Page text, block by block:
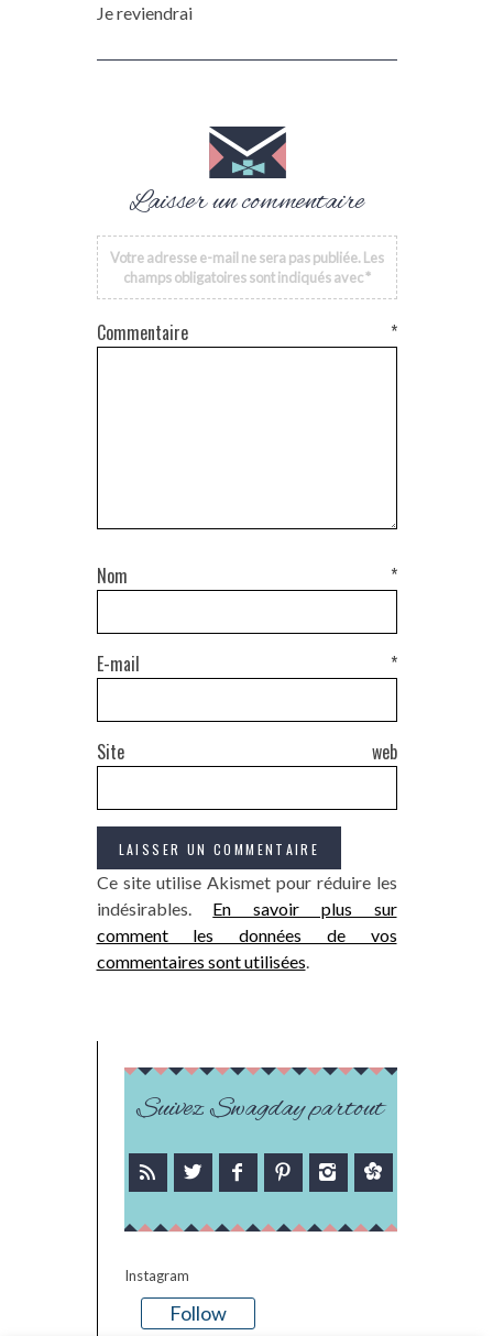
Je reviendrai
Laisser un commentaire
Votre adresse e-mail ne sera pas publiée. Les
champs obligatoires sont indiqués avec*
Commentaire *
Nom *
E-mail *
Site web
Ce site utilise Akismet pour réduire les
indésirables. En savoir plus sur
comment les données de vos
commentaires sont utilisées
Suivez Swagday partout
Instagram
Follow